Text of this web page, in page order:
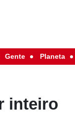
Gente Planeta
inteiro